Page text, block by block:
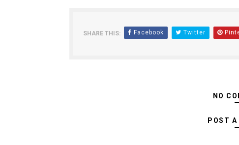
SHARE THIS: Facebook Twitter
NO
POST